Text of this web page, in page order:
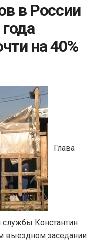
в России
на 40%
Глава
Константин
выездном заседании